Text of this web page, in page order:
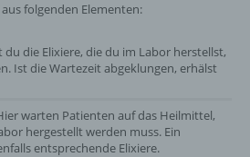
folgenden Elementen:
die Elixiere, die du im Labor herstellst,
Ist die Wartezeit abgeklungen, erhälst
warten Patienten auf das Heilmittel,
hergestellt werden muss. Ein
entsprechende Elixiere.